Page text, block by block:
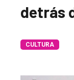
El
DIARIO
detrás
CULTURA